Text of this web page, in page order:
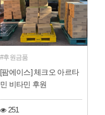
후원금품
[팜에이스] 체크오 아르타
민 비타민 후원
251